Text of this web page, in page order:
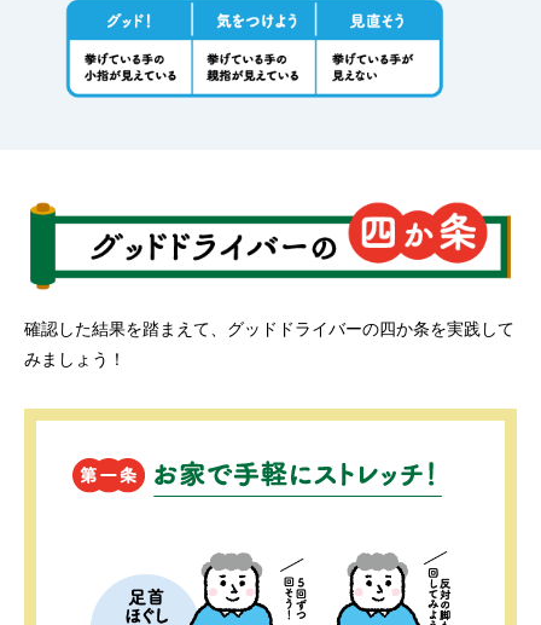
確認した結果を踏まえて、グッドドライバーの四か条を実践して
みましょう！